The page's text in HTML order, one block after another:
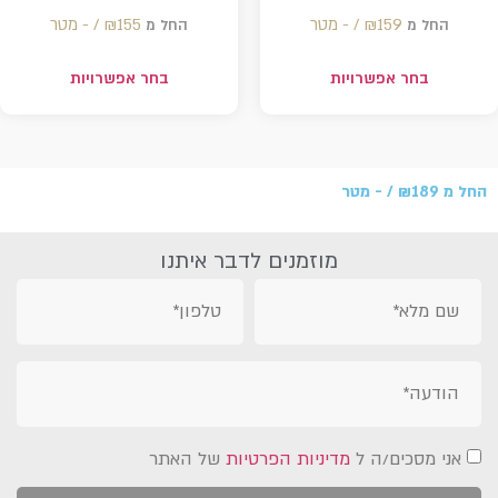
החל מ ₪159 /‏‏‎ ‎- מטר
בחר אפשרויות
החל מ ₪155 /‏‏‎ ‎- מטר
בחר אפשרויות
החל מ ₪189 /‏‏‎ ‎- מטר
מוזמנים לדבר איתנו
אני מסכים/ה ל מדיניות הפרטיות של האתר